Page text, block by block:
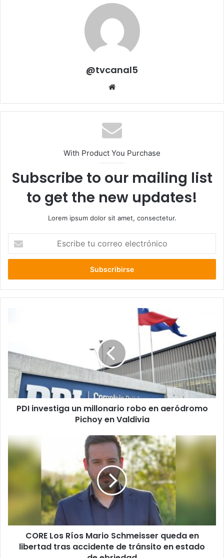
@tvcanal5
With Product You Purchase
Subscribe to our mailing list
to get the new updates!
Lorem ipsum dolor sit amet, consectetur.
correo
robo
en
aeródromo
Pichoy
en
Valdivia
PDI investiga un millonario robo en aeródromo
Pichoy en Valdivia
CORE
Los
Schmeisser
libertad
tras
accidenteCORE Los Ríos Mario Schmeisser queda en
libertad tras accidente de tránsito en estado